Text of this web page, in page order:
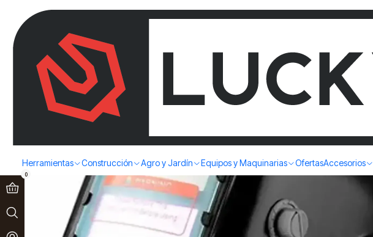
Herramientas Construcción Agro y Jardín Equipos y Maquinarias OfertasAccesorios
0
Paga en 3 cuotas sin interés!Ver más
Inicio